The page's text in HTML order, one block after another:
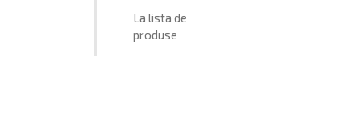
La lista de
produse